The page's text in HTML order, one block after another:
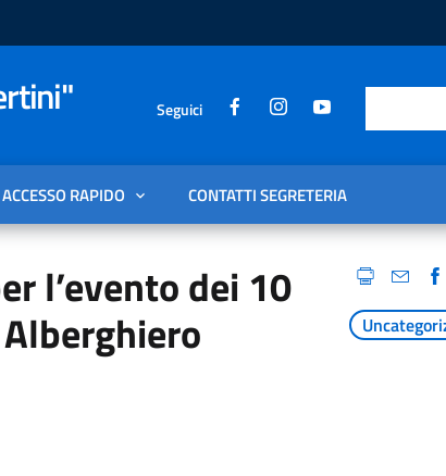
Seguici
ACCESSO RAPIDO CONTATTI SEGRETERIA
l’evento dei 10